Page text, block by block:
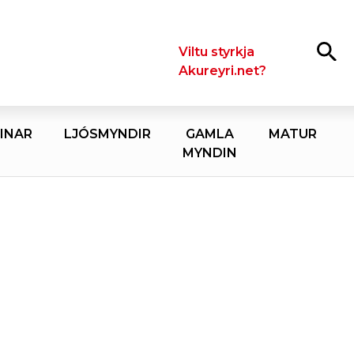
LeitaViltu styrkja
Akureyri.net?
LJÓSMYNDIR
GAMLA
MYNDIN
MATUR